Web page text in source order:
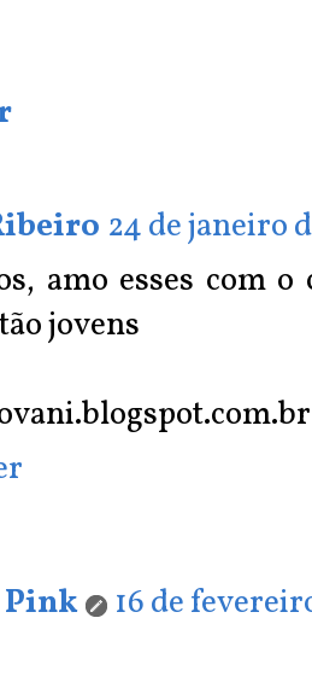
24 de janeiro
amo esses com
jovens
16 de